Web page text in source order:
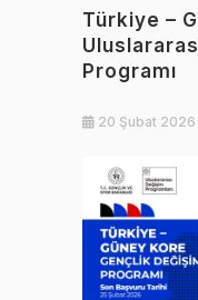
Türkiye –
Programı
20 Şubat 2026